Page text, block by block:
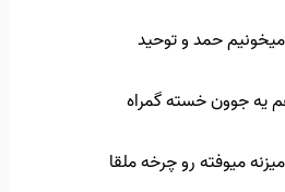
حمد و توحید
یه جوون خسته گمراه
میوفته رو چرخه ملقا